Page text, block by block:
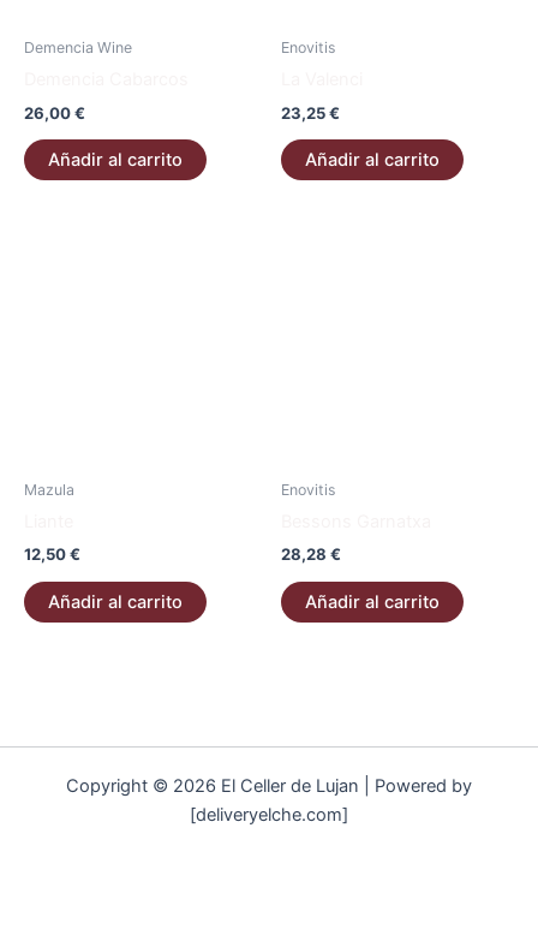
Demencia Wine
26,00€
Añadir al carrito
Enovitis
23,25€
Añadir al carrito
Mazula
12,50€
Añadir al carrito
Enovitis
28,28 €
Añadir al carrito
Copyright © 2026 El Celler de Lujan | Powered by
[deliveryelche.com]